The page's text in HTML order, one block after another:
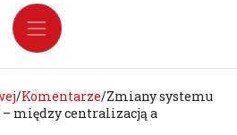
/Komentarze/Zmiany systemu
między centralizacją a